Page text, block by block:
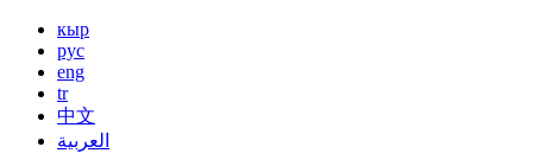
кыр
рус
eng
tr
中文
العربية